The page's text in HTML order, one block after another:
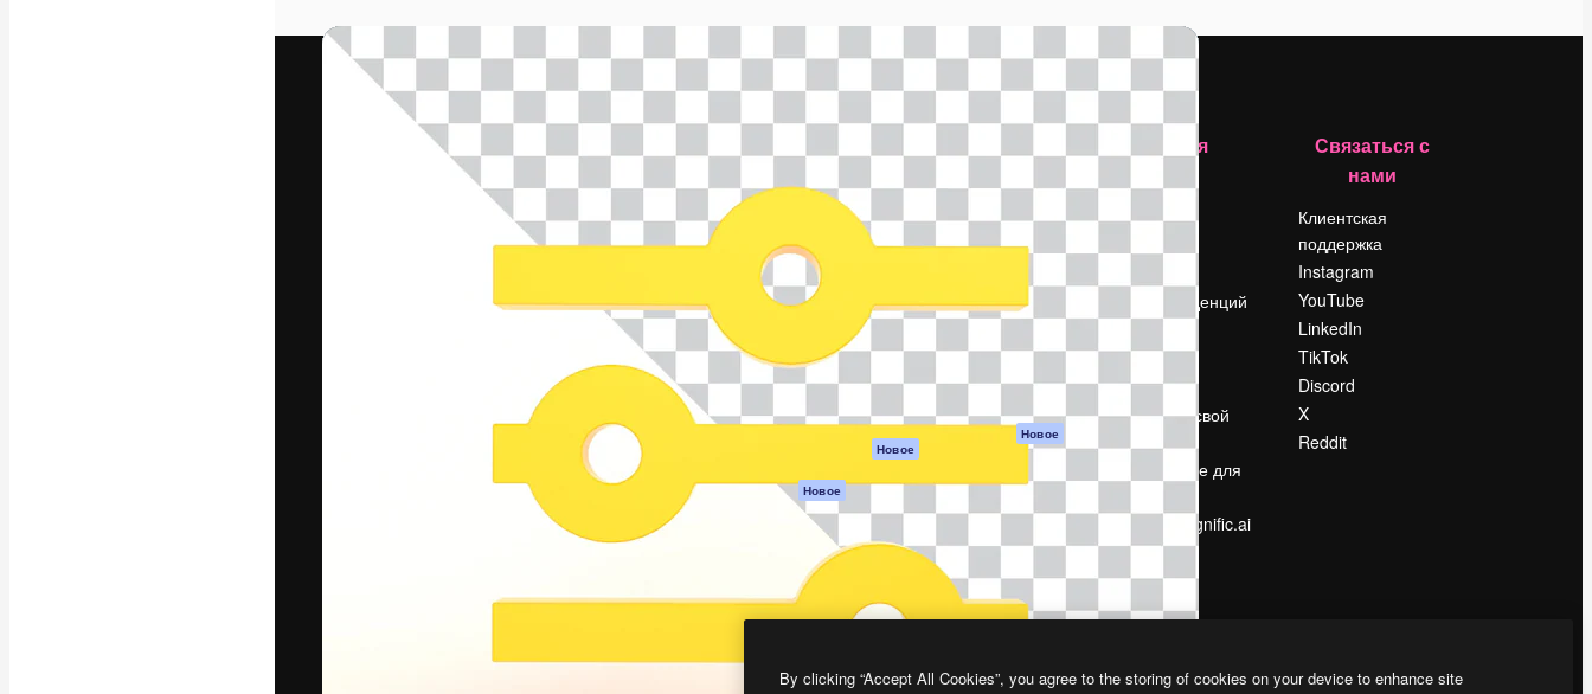
Видео
Видеоролик
Моушн-дизайн
Видеошаблоны
Креативная платформа для создания
ваших лучших работ. Более 1 миллиона
подписчиков среди креаторов,
Spaces
ИИ-помощник
Генератор
изображений ИИ
Генератор видео
Генератор голоса
на основе ИИ
Новое
Агенты Новое
Мобильное
приложение
Все инструменты
Magnific
Academy
Документация по
Пакету ИИ
Условия и
положения
Политика
Оригиналы Новое
cookie
Центр доверия
Партнеры
Предприятие
Компания
Цены
О нас
Поиск тенденций
События
Slidesgo
Продайте свой
Помещение для
Ищете magnific.ai
Связаться с
нами
Клиентская
поддержка
Instagram
YouTube
LinkedIn
TikTok
Discord
X
Reddit
By clicking “Accept All Cookies”, you agree to the storing of cookies on your device to enhance site